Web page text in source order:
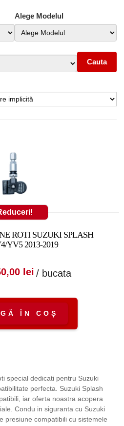
Alege Modelul
Cauta
ROTI SUZUKI SPLASH
YV5 2013-2019
Prețul inițial a fost:
lei
Prețul curent
/ bucata
ÎN COȘ
special dedicati pentru Suzuki
perfecta. Suzuki Splash
iar oferta noastra acopera
Condu in siguranta cu Suzuki
presiune compatibili cu sistemele